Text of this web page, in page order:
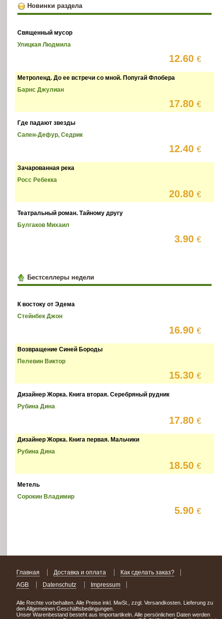
Новинки раздела
Священный мусор
Улицкая Людмила
12.60€
Метроленд. До ее встречи со мной. Попугай Флобера
Барнс Джулиан
17.80€
Где падают звезды
Сапен-Дефур, Седрик
12.40€
Зачарованная река
Росс Ребекка
20.80€
Театральный роман. Тайному другу
Булгаков Михаил
3.90€
Бестселлеры недели
К востоку от Эдема
Стейнбек Джон
16.90€
Возвращение Синей Бороды
Пелевин Виктор
15.30€
Дизайнер Жорка. Книга вторая. Серебряный рудник
Рубина Дина
17.80€
Дизайнер Жорка. Книга первая. Мальчики
Рубина Дина
18.50€
Метель
Сорокин Владимир
5.90€
Главная Доставка и оплата
Как сделать заказ?
AGB
Datenschutz Impressum
Alle Rechte vorbehalten. Alle Preise inkl. MwSt., zzgl. Versandkosten. Lieferung zu
den Allgemeinen Geschäftsbedingungen.
Unser Warenbestand besteht aus Importartikeln. Alle persönlichen Daten werden